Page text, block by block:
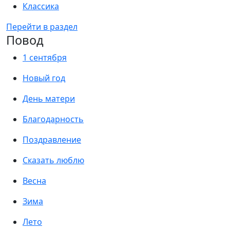
Классика
Перейти в раздел
Повод
1 сентября
Новый год
День матери
Благодарность
Поздравление
Сказать люблю
Весна
Зима
Лето